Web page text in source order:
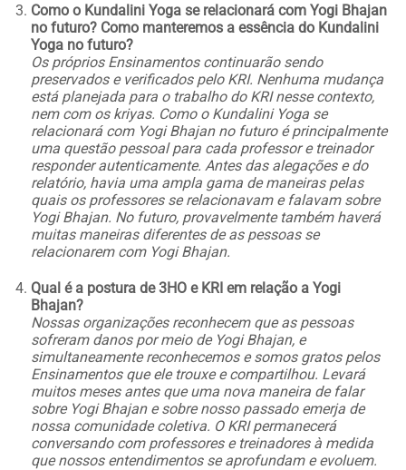
Como o Kundalini Yoga se relacionará com Yogi Bhajan
no futuro? Como manteremos a essência do Kundalini
Yoga no futuro?
Os próprios Ensinamentos continuarão sendo
preservados e verificados pelo KRI. Nenhuma mudança
está planejada para o trabalho do KRI nesse contexto,
nem com os kriyas. Como o Kundalini Yoga se
relacionará com Yogi Bhajan no futuro é principalmente
uma questão pessoal para cada professor e treinador
responder autenticamente. Antes das alegações e do
relatório, havia uma ampla gama de maneiras pelas
quais os professores se relacionavam e falavam sobre
Yogi Bhajan. No futuro, provavelmente também haverá
muitas maneiras diferentes de as pessoas se
relacionarem com Yogi Bhajan.
Qual é a postura de 3HO e KRI em relação a Yogi
Bhajan?
Nossas organizações reconhecem que as pessoas
sofreram danos por meio de Yogi Bhajan, e
simultaneamente reconhecemos e somos gratos pelos
Ensinamentos que ele trouxe e compartilhou. Levará
muitos meses antes que uma nova maneira de falar
sobre Yogi Bhajan e sobre nosso passado emerja de
nossa comunidade coletiva. O KRI permanecerá
conversando com professores e treinadores à medida
que nossos entendimentos se aprofundam e evoluem.